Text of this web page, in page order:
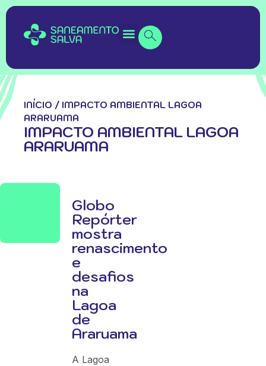
INÍCIO / IMPACTO AMBIENTAL LAGOA
ARARUAMA
IMPACTO AMBIENTAL LAGOA
ARARUAMA
Globo
Repórter
mostra
renascimento
e
desafios
na
Lagoa
de
Araruama
A Lagoa